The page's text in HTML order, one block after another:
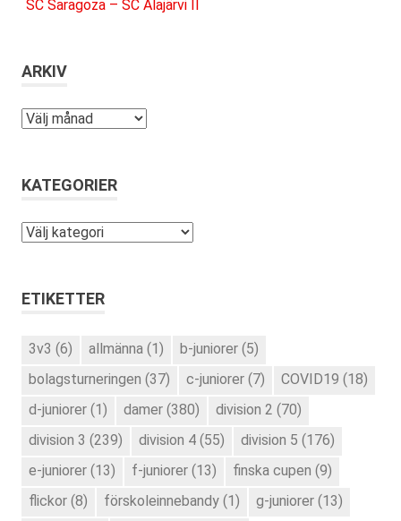
SC Saragoza – SC Alajärvi II
ARKIV
Arkiv
KATEGORIER
Kategorier
ETIKETTER
3v3 (6) allmänna (1) b-juniorer (5)
bolagsturneringen (37) c-juniorer (7) COVID19 (18)
d-juniorer (1) damer (380) division 2 (70)
division 3 (239) division 4 (55) division 5 (176)
e-juniorer (13) f-juniorer (13) finska cupen (9)
flickor (8) förskoleinnebandy (1) g-juniorer (13)